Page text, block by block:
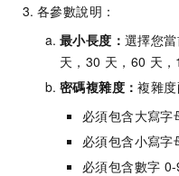
各參數說明：
最小長度： 選擇您
天，30 天，60 天
密碼複雜度：複雜度
必須包含大寫字
必須包含小寫字
必須包含數字 0-